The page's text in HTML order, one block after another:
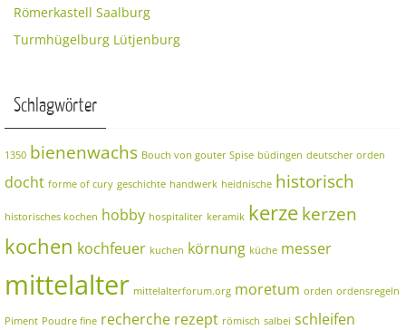
Römerkastell Saalburg
Turmhügelburg Lütjenburg
Schlagwörter
1350 bienenwachs Bouch von gouter Spise büdingen deutscher orden
docht forme of cury geschichte handwerk heidnische historisch
historisches kochen hobby hospitaliter keramik kerzekerzen
kochen kochfeuer kuchen körnung küche messer
mittelalter mittelalterforum.org moretum orden ordensregeln
Piment Poudre fine recherche rezept römisch salbei schleifen